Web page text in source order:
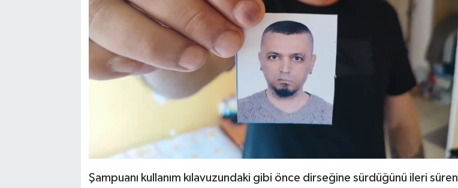
Şampuanı kullanım kılavuzundaki gibi önce dirseğine sürdüğünü ileri süren